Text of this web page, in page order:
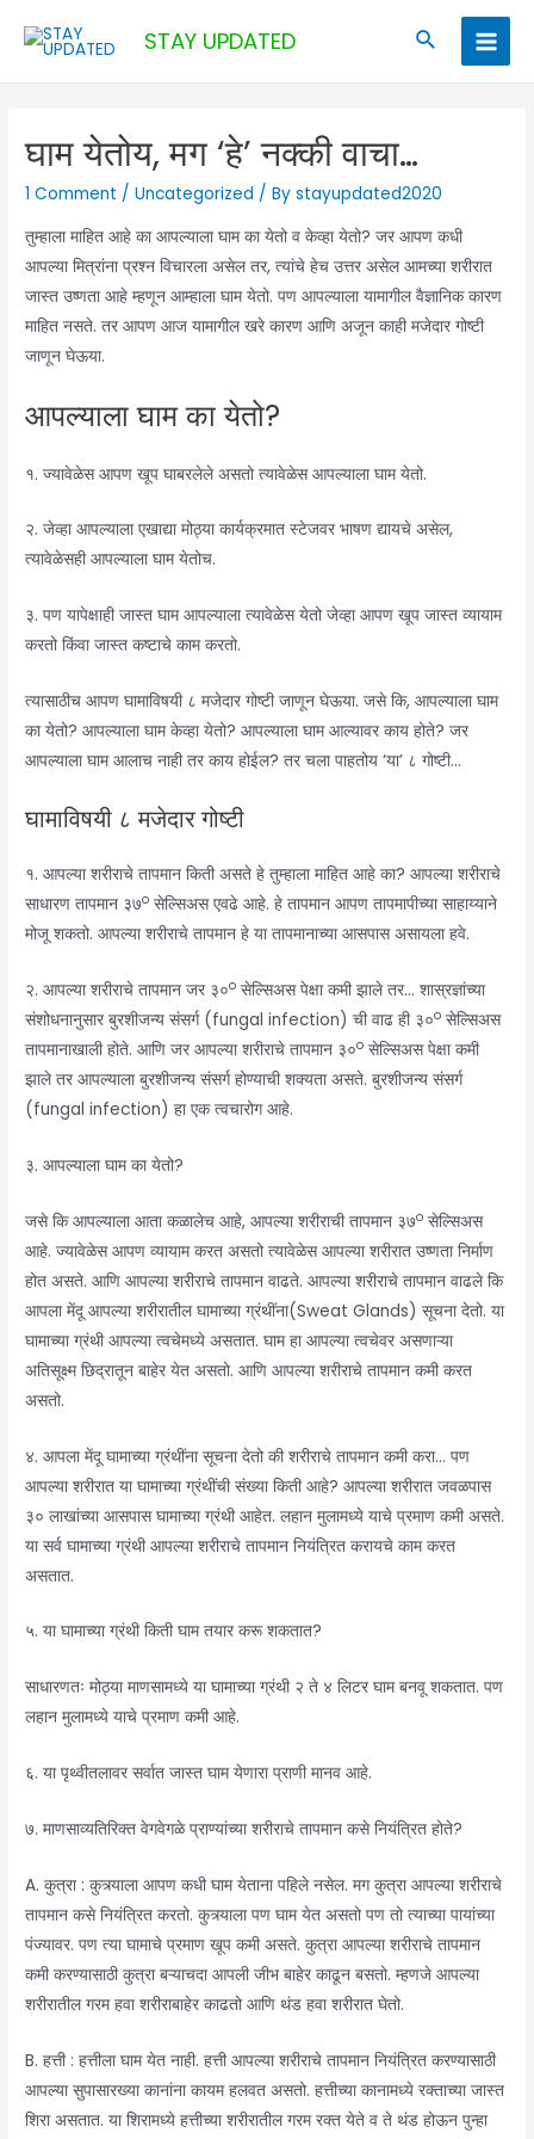
STAY UPDATED Search
Main
घाम येतोय, मग ‘हे’ नक्की वाचा…
1 Comment /Uncategorized / Bystayupdated2020
तुम्हाला माहित आहे का आपल्याला घाम का येतो व केव्हा येतो? जर आपण कधी
आपल्या मित्रांना प्रश्न विचारला असेल तर, त्यांचे हेच उत्तर असेल आमच्या शरीरात
जास्त उष्णता आहे म्हणून आम्हाला घाम येतो. पण आपल्याला यामागील वैज्ञानिक कारण
माहित नसते. तर आपण आज यामागील खरे कारण आणि अजून काही मजेदार गोष्टी
जाणून घेऊया.
आपल्याला घाम का येतो?
१. ज्यावेळेस आपण खूप घाबरलेले असतो त्यावेळेस आपल्याला घाम येतो.
२. जेव्हा आपल्याला एखाद्या मोठ्या कार्यक्रमात स्टेजवर भाषण द्यायचे असेल,
त्यावेळेसही आपल्याला घाम येतोच.
३. पण यापेक्षाही जास्त घाम आपल्याला त्यावेळेस येतो जेव्हा आपण खूप जास्त व्यायाम
करतो किंवा जास्त कष्टाचे काम करतो.
त्यासाठीच आपण घामाविषयी ८ मजेदार गोष्टी जाणून घेऊया. जसे कि, आपल्याला घाम
का येतो? आपल्याला घाम केव्हा येतो? आपल्याला घाम आल्यावर काय होते? जर
आपल्याला घाम आलाच नाही तर काय होईल? तर चला पाहतोय ‘या’ ८ गोष्टी…
घामाविषयी ८ मजेदार गोष्टी
१. आपल्या शरीराचे तापमान किती असते हे तुम्हाला माहित आहे का? आपल्या शरीराचे
साधारण तापमान ३७o सेल्सिअस एवढे आहे. हे तापमान आपण तापमापीच्या साहाय्याने
मोजू शकतो. आपल्या शरीराचे तापमान हे या तापमानाच्या आसपास असायला हवे.
२. आपल्या शरीराचे तापमान जर ३०o सेल्सिअस पेक्षा कमी झाले तर… शास्रज्ञांच्या
संशोधनानुसार बुरशीजन्य संसर्ग (fungal infection) ची वाढ ही ३०o सेल्सिअस
तापमानाखाली होते. आणि जर आपल्या शरीराचे तापमान ३०o सेल्सिअस पेक्षा कमी
झाले तर आपल्याला बुरशीजन्य संसर्ग होण्याची शक्यता असते. बुरशीजन्य संसर्ग
(fungal infection) हा एक त्वचारोग आहे.
३. आपल्याला घाम का येतो?
जसे कि आपल्याला आता कळालेच आहे, आपल्या शरीराची तापमान ३७o सेल्सिअस
आहे. ज्यावेळेस आपण व्यायाम करत असतो त्यावेळेस आपल्या शरीरात उष्णता निर्माण
होत असते. आणि आपल्या शरीराचे तापमान वाढते. आपल्या शरीराचे तापमान वाढले कि
आपला मेंदू आपल्या शरीरातील घामाच्या ग्रंथींना(Sweat Glands) सूचना देतो. या
घामाच्या ग्रंथी आपल्या त्वचेमध्ये असतात. घाम हा आपल्या त्वचेवर असणाऱ्या
अतिसूक्ष्म छिद्रातून बाहेर येत असतो. आणि आपल्या शरीराचे तापमान कमी करत
असतो.
४. आपला मेंदू घामाच्या ग्रंथींना सूचना देतो की शरीराचे तापमान कमी करा… पण
आपल्या शरीरात या घामाच्या ग्रंथींची संख्या किती आहे? आपल्या शरीरात जवळपास
३० लाखांच्या आसपास घामाच्या ग्रंथी आहेत. लहान मुलामध्ये याचे प्रमाण कमी असते.
या सर्व घामाच्या ग्रंथी आपल्या शरीराचे तापमान नियंत्रित करायचे काम करत
असतात.
५. या घामाच्या ग्रंथी किती घाम तयार करू शकतात?
साधारणतः मोठ्या माणसामध्ये या घामाच्या ग्रंथी २ ते ४ लिटर घाम बनवू शकतात. पण
लहान मुलामध्ये याचे प्रमाण कमी आहे.
६. या पृथ्वीतलावर सर्वात जास्त घाम येणारा प्राणी मानव आहे.
७. माणसाव्यतिरिक्त वेगवेगळे प्राण्यांच्या शरीराचे तापमान कसे नियंत्रित होते?
A. कुत्रा : कुत्र्याला आपण कधी घाम येताना पहिले नसेल. मग कुत्रा आपल्या शरीराचे
तापमान कसे नियंत्रित करतो. कुत्र्याला पण घाम येत असतो पण तो त्याच्या पायांच्या
पंज्यावर. पण त्या घामाचे प्रमाण खूप कमी असते. कुत्रा आपल्या शरीराचे तापमान
कमी करण्यासाठी कुत्रा बऱ्याचदा आपली जीभ बाहेर काढून बसतो. म्हणजे आपल्या
शरीरातील गरम हवा शरीराबाहेर काढतो आणि थंड हवा शरीरात घेतो.
B. हत्ती : हत्तीला घाम येत नाही. हत्ती आपल्या शरीराचे तापमान नियंत्रित करण्यासाठी
आपल्या सुपासारख्या कानांना कायम हलवत असतो. हत्तीच्या कानामध्ये रक्ताच्या जास्त
शिरा असतात. या शिरामध्ये हत्तीच्या शरीरातील गरम रक्त येते व ते थंड होऊन पुन्हा